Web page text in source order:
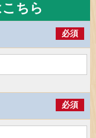
ちら
必須
必須